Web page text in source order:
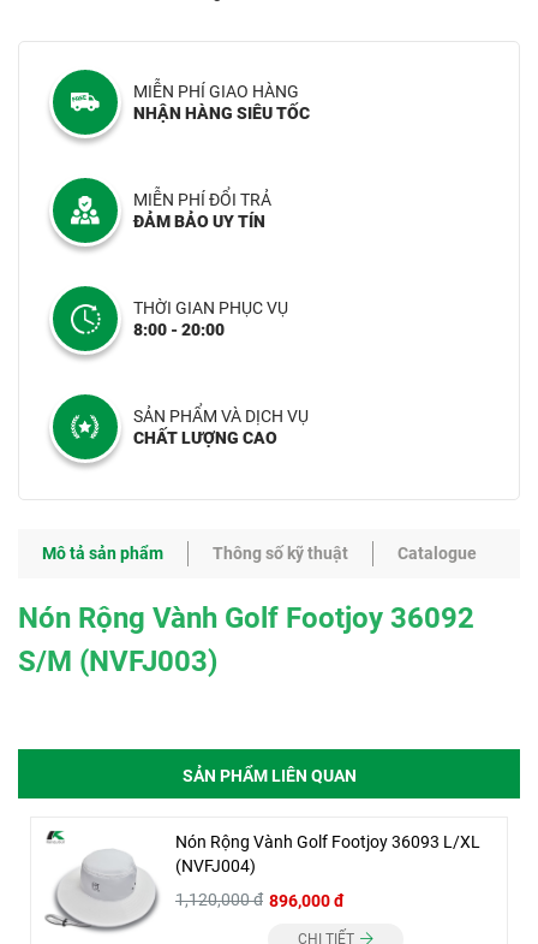
MIỄN PHÍ GIAO HÀNG
NHẬN HÀNG SIÊU TỐC
MIỄN PHÍ ĐỔI TRẢ
ĐẢM BẢO UY TÍN
THỜI GIAN PHỤC VỤ
8:00 - 20:00
SẢN PHẨM VÀ DỊCH VỤ
CHẤT LƯỢNG CAO
Mô tả sản phẩm Thông số kỹ thuật Catalogue
Nón Rộng Vành Golf Footjoy 36092
S/M (NVFJ003)
SẢN PHẨM LIÊN QUAN
Nón Rộng Vành Golf Footjoy 36093 L/XL
(NVFJ004)
1,120,000 đ 896,000 đ
CHI TIẾT